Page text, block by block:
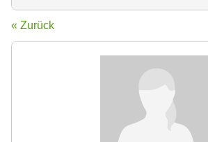
« Zurück